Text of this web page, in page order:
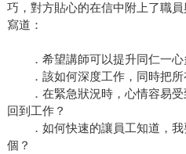
巧，對方貼心的在信中附上了職
寫道：
．希望講師可以提升同仁一心
．該如何深度工作，同時把所
．在緊急狀況時，心情容易受
回到工作？
．如何快速的讓員工知道，我
個？